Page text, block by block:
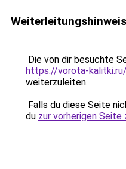
Weiterleitungshinweis
Die von dir besuchte
https://vorota-
weiterzuleiten.
Falls du diese Seite
du zur vorherigen Seite